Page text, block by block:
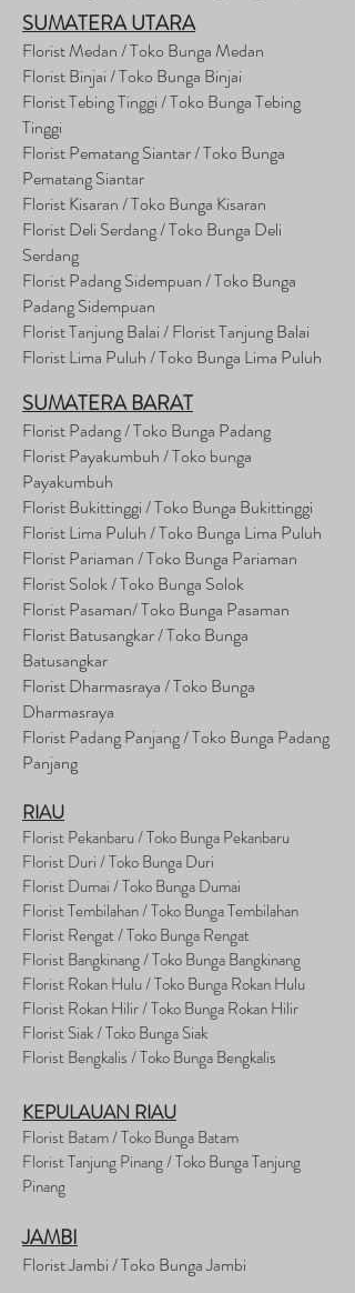
SUMATERA UTARA
Florist Medan / Toko Bunga Medan
Florist Binjai / Toko Bunga Binjai
Florist Tebing Tinggi / Toko Bunga Tebing
Tinggi
Florist Pematang Siantar / Toko Bunga
Pematang Siantar
Florist Kisaran / Toko Bunga Kisaran
Florist Deli Serdang / Toko Bunga Deli
Serdang
Florist Padang Sidempuan / Toko Bunga
Padang Sidempuan
Florist Tanjung Balai / Florist Tanjung Balai
Florist Lima Puluh / Toko Bunga Lima Puluh
SUMATERA BARAT
Florist Padang / Toko Bunga Padang
Florist Payakumbuh / Toko bunga
Payakumbuh
Florist Bukittinggi / Toko Bunga Bukittinggi
Florist Lima Puluh / Toko Bunga Lima Puluh
Florist Pariaman / Toko Bunga Pariaman
Florist Solok / Toko Bunga Solok
Florist Pasaman/ Toko Bunga Pasaman
Florist Batusangkar / Toko Bunga
Batusangkar
Florist Dharmasraya / Toko Bunga
Dharmasraya
Florist Padang Panjang / Toko Bunga Padang
Panjang
RIAU
Florist Pekanbaru / Toko Bunga Pekanbaru
Florist Duri / Toko Bunga Duri
Florist Dumai / Toko Bunga Dumai
Florist Tembilahan / Toko Bunga Tembilahan
Florist Rengat / Toko Bunga Rengat
Florist Bangkinang / Toko Bunga Bangkinang
Florist Rokan Hulu / Toko Bunga Rokan Hulu
Florist Rokan Hilir / Toko Bunga Rokan Hilir
Florist Siak / Toko Bunga Siak
Florist Bengkalis / Toko Bunga Bengkalis
KEPULAUAN RIAU
Florist Batam / Toko Bunga Batam
Florist Tanjung Pinang / Toko Bunga Tanjung
Pinang
JAMBI
Florist Jambi / Toko Bunga Jambi